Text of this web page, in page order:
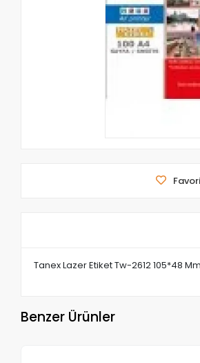
Tanex Lazer Etiket Tw-2612 105*48
Benzer Ürünler